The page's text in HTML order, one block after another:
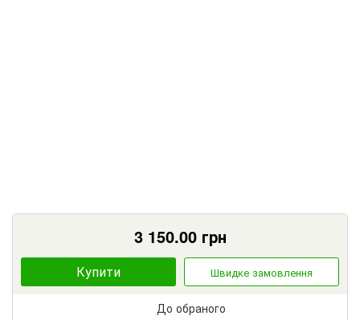
3 150.00грн
Купити Швидке замовлення
До обраного